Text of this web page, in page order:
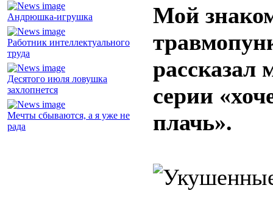
Андрюшка-игрушка
Работник интеллектуального
труда
Десятого июля ловушка
захлопнется
Мечты сбываются, а я уже не
рада
Мой
рассказал
серии
плачь».